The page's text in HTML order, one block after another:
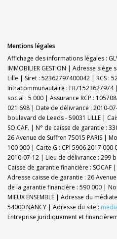
Mentions légales
Affichage des informations légales :
IMMOBILIER GESTION | Adresse
Lille | Siret : 52362797400042 | RCS :
Intracommunautaire :
social : 5 000 | Assurance RCP :
021 698 | Date de délivrance : 2010-
boulevard de Leeds - 59031 LILLE |
SO.CAF. | N° de caisse de garantie :
26 Avenue de Suffren 75015 PARIS |
100 000 | Carte G : CPI 5906 2017
2010-07-12 | Lieu de délivrance : 299
Caisse de garantie financière :
Adresse caisse de garantie : 26
de la garantie financière : 590 000 |
MIEUX ENSEMBLE | Adresse du
54000 NANCY | Adresse du site :
Entreprise juridiquement et